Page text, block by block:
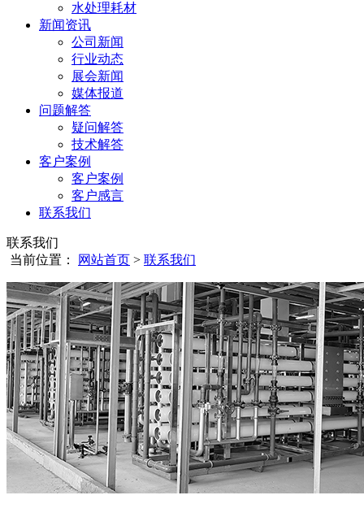
水处理耗材
新闻资讯
公司新闻
行业动态
展会新闻
媒体报道
问题解答
疑问解答
技术解答
客户案例
客户案例
客户感言
联系我们
联系我们
当前位置：
网站首页 > 联系我们